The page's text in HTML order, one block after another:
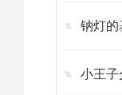
钠灯的
小王子